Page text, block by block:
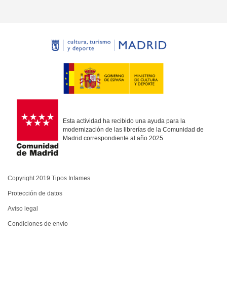
Esta actividad ha recibido una ayuda para la
modernización de las librerías de la Comunidad de
Madrid correspondiente al año 2025
Copyright 2019 Tipos Infames
Protección de datos
Aviso legal
Condiciones de envío